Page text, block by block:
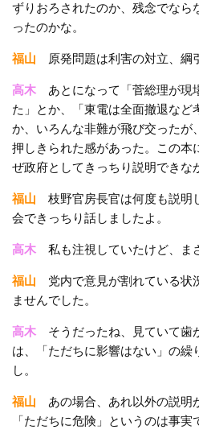
ずりおろされたのか、残念でなら
ったのかな。
福山 原発問題は利害の対立、綱
高木 あとになって「菅総理が現
た」とか、「東電は全面撤退など
か、いろんな非難が飛び交ったが
押しきられた感があった。この本
ぜ政府としてきっちり説明できな
福山 枝野官房長官は何度も説明
会できっちり話しましたよ。
高木 私も注視していたけど、ま
福山 党内で意見が割れている状
ませんでした。
高木 そうだったね、見ていて歯
は、「ただちに影響はない」の繰
し。
福山 あの場合、あれ以外の説明
「ただちに危険」というのは事